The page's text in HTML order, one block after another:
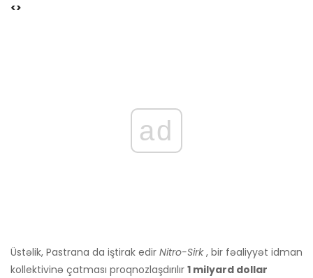
<>
ad
Üstəlik, Pastrana da iştirak edir Nitro-Sirk, bir fəaliyyət idman
kollektivinə çatması proqnozlaşdırılır 1 milyard dollar